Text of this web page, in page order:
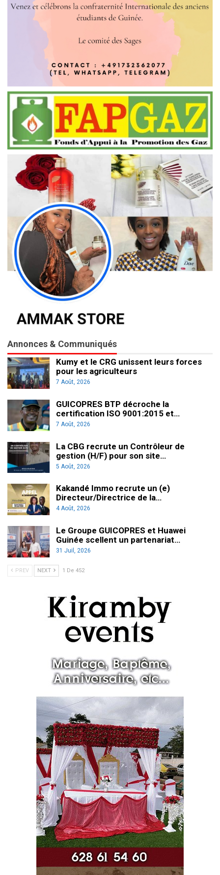
Annonces & Communiqués
Kumy et le CRG unissent leurs forces
pour les agriculteurs
7 Août, 2026
GUICOPRES BTP décroche la
certification ISO 9001:2015 et…
7 Août, 2026
La CBG recrute un Contrôleur de
gestion (H/F) pour son site…
5 Août, 2026
Kakandé Immo recrute un (e)
Directeur/Directrice de la…
4 Août, 2026
Le Groupe GUICOPRES et Huawei
Guinée scellent un partenariat…
31 Juil, 2026
PREV NEXT 1 De 452